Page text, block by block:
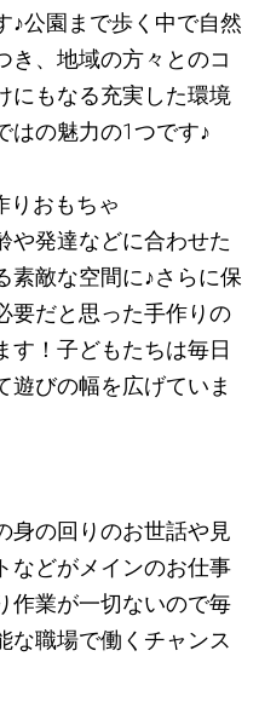
♪公園まで歩く中で自然
き、地域の方々とのコ
にもなる充実した環境
はの魅力の1つです♪
りおもちゃ
や発達などに合わせた
素敵な空間に♪さらに保
要だと思った手作りの
す！子どもたちは毎日
遊びの幅を広げていま
身の回りのお世話や見
などがメインのお仕事
作業が一切ないので毎
な職場で働くチャンス